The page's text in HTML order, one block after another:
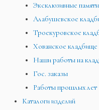
Эксклюзивные
Алабушевское
Троекуровское
Хованское кладбище
Наши работы на
Гос. заказы
Работы прошлых лет
Каталоги изделий